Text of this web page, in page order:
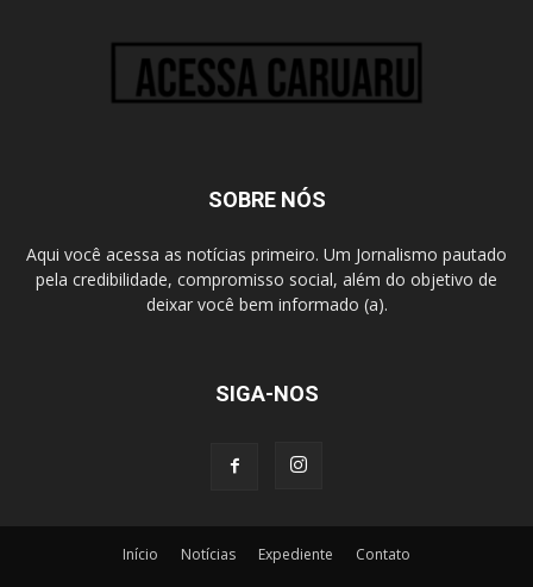
SOBRE NÓS
Aqui você acessa as notícias primeiro. Um Jornalismo pautado
pela credibilidade, compromisso social, além do objetivo de
deixar você bem informado (a).
SIGA-NOS
Início Notícias Expediente Contato